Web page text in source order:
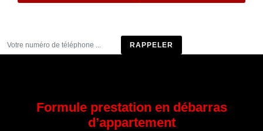
Formule prestation en débarras
d’appartement